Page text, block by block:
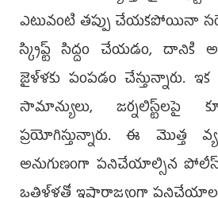
ఎటువంటి తప్పు చేయకపోయినా సరే,
స్క్రిప్ట్ సిద్దం చేయడం, దానికి
జైళ్ళకు పంపడం చేస్తున్నారు.
సామాన్యులు, జర్నలిస్ట్‌లపై
ప్రయోగిస్తున్నారు. ఈ మొత్త
అనుగుణంగా పనిచేయాల్సిన పోలీస్